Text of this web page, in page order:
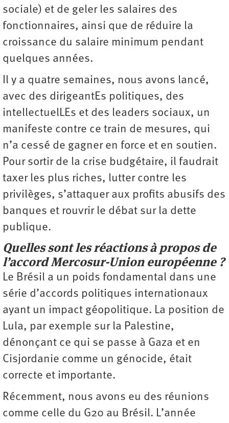
sociale) et de geler les salaires des
fonctionnaires, ainsi que de réduire la
croissance du salaire minimum pendant
quelques années.
Il y a quatre semaines, nous avons lancé,
avec des dirigeantEs politiques, des
intellectuelLEs et des leaders sociaux, un
manifeste contre ce train de mesures, qui
n’a cessé de gagner en force et en soutien.
Pour sortir de la crise budgétaire, il faudrait
taxer les plus riches, lutter contre les
privilèges, s’attaquer aux profits abusifs des
banques et rouvrir le débat sur la dette
publique.
Quelles sont les réactions à propos de
l’accord Mercosur-Union européenne ?
Le Brésil a un poids fondamental dans une
série d’accords politiques internationaux
ayant un impact géopolitique. La position de
Lula, par exemple sur la Palestine,
dénonçant ce qui se passe à Gaza et en
Cisjordanie comme un génocide, était
correcte et importante.
Récemment, nous avons eu des réunions
comme celle du G20 au Brésil. L’année